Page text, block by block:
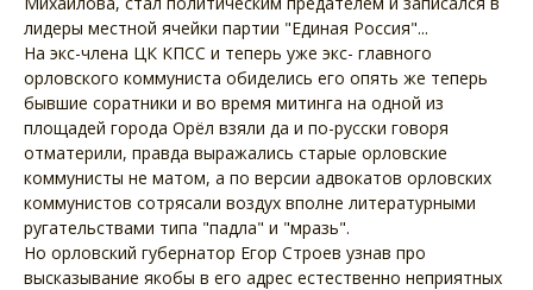
лидеры местной ячейки партии "Единая Россия"...
На экс-члена ЦК КПСС и теперь уже экс- главного
орловского коммуниста обиделись его опять же теперь
бывшие соратники и во время митинга на одной из
площадей города Орёл взяли да и по-русски говоря
отматерили, правда выражались старые орловские
коммунисты не матом, а по версии адвокатов орловских
коммунистов сотрясали воздух вполне литературными
ругательствами типа "падла" и "мразь".
Но орловский губернатор Егор Строев узнав про
высказывание якобы в его адрес естественно неприятных